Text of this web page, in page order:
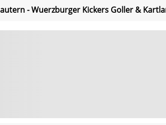
- Wuerzburger Kickers Goller &